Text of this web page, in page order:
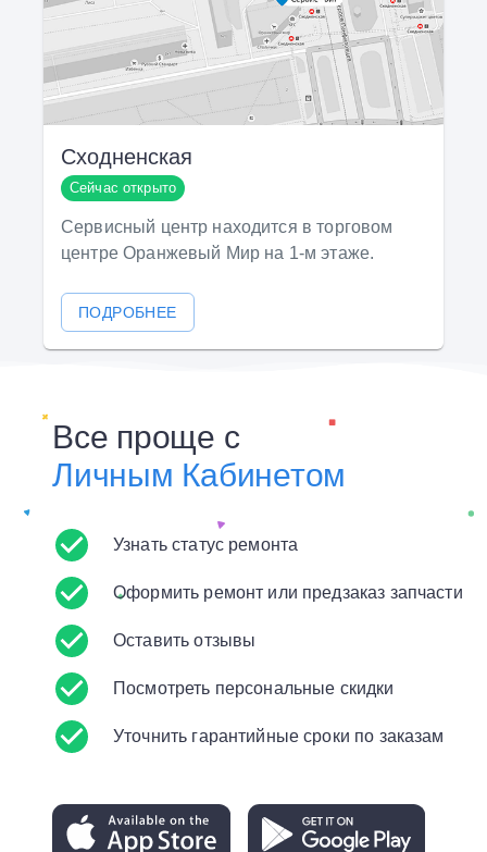
Сходненская
Сейчас открыто
Сервисный центр находится в торговом
центре Оранжевый Мир на 1-м этаже.
ПОДРОБНЕЕ
Все проще с
Личным Кабинетом
Узнать статус ремонта
Оформить ремонт или предзаказ запчасти
Оставить отзывы
Посмотреть персональные скидки
Уточнить гарантийные сроки по заказам